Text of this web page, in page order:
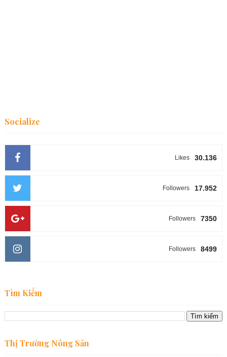
Socialize
30.136
Likes
17.952
Followers
7350
Followers
8499
Followers
Tìm Kiếm
Thị Trường Nông Sản